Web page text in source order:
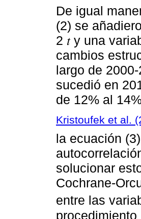
De igual
(2) se
2 𝑡 y una
cambios
largo de
sucedió en
de 12% al
Kristoufek et al.
la ecuación
solucionar
Cochrane-
entre las